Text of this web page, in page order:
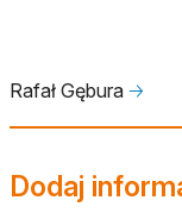
Rafał Gębura 🡢
Dodaj